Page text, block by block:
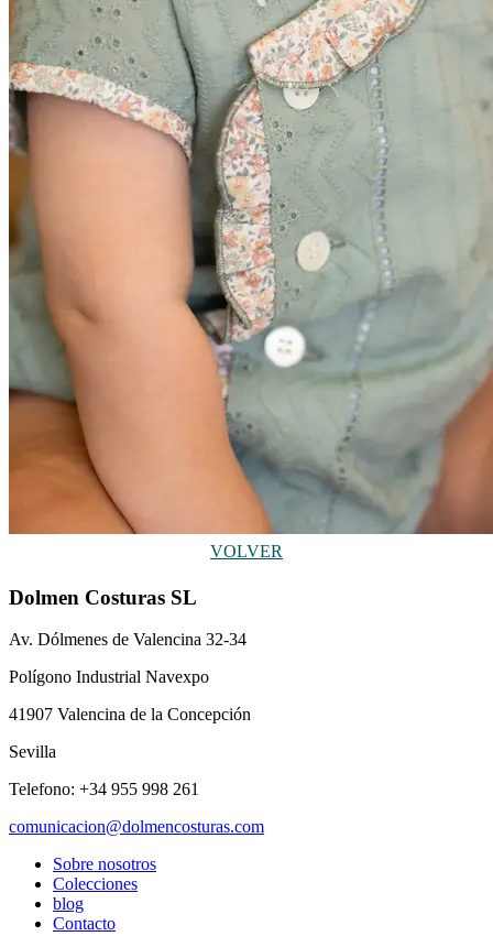
VOLVER
Dolmen Costuras SL
Av. Dólmenes de Valencina 32-34
Polígono Industrial Navexpo
41907 Valencina de la Concepción
Sevilla
Telefono: +34 955 998 261
comunicacion@dolmencosturas.com
Sobre nosotros
Colecciones
blog
Contacto